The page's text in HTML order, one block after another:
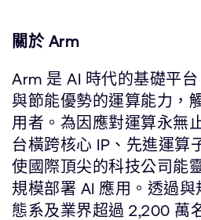
關於 Arm
Arm 是 AI 時代的基礎平
與節能優勢的運算能力，
用者。為因應對運算永無
台橫跨核心 IP、先進運算
使國際頂尖的科技公司能
規模部署 AI 應用。透過
態系及業界超過 2,200 萬